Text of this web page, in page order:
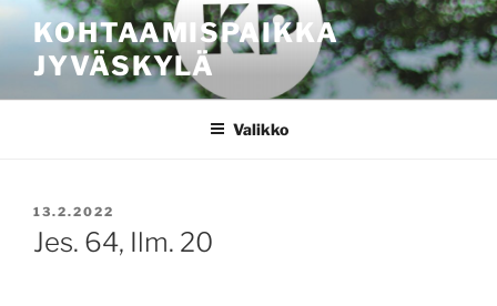
sisältöönKOHTAAMISPAIKKA
JYVÄSKYLÄ
Valikko
JULKAISTU
13.2.2022
Jes. 64, Ilm. 20